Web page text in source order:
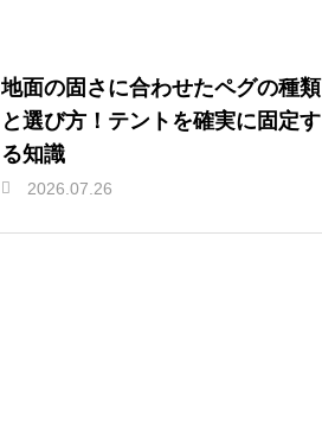
地面の固さに合わせたペグの種類
と選び方！テントを確実に固定す
る知識
2026.07.26